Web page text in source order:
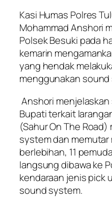
Kasi Humas Polres
Mohammad Anshori
Polsek Besuki pada
kemarin
yang hendak
menggunakan
Anshori
Bupati terkait
(Sahur On The
system dan memutar
berlebihan, 11
langsung dibawa ke
kendaraan jenis pick
sound system.